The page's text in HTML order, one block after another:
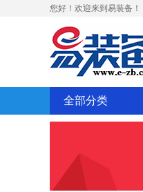
您好！欢迎来到易装备！
全部分类